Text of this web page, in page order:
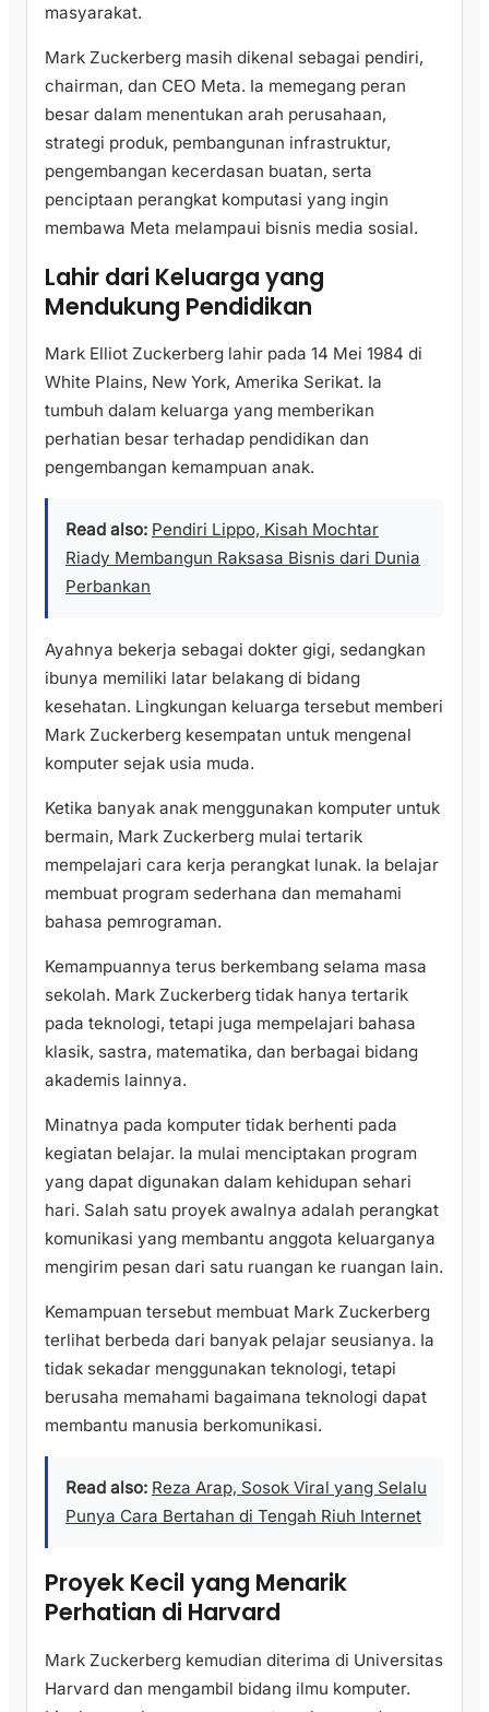
masyarakat.
Mark Zuckerberg masih dikenal sebagai pendiri,
chairman, dan CEO Meta. Ia memegang peran
besar dalam menentukan arah perusahaan,
strategi produk, pembangunan infrastruktur,
pengembangan kecerdasan buatan, serta
penciptaan perangkat komputasi yang ingin
membawa Meta melampaui bisnis media sosial.
Lahir dari Keluarga yang
Mendukung Pendidikan
Mark Elliot Zuckerberg lahir pada 14 Mei 1984 di
White Plains, New York, Amerika Serikat. Ia
tumbuh dalam keluarga yang memberikan
perhatian besar terhadap pendidikan dan
pengembangan kemampuan anak.
Read also: Pendiri Lippo, Kisah Mochtar
Riady Membangun Raksasa Bisnis dari Dunia
Perbankan
Ayahnya bekerja sebagai dokter gigi, sedangkan
ibunya memiliki latar belakang di bidang
kesehatan. Lingkungan keluarga tersebut memberi
Mark Zuckerberg kesempatan untuk mengenal
komputer sejak usia muda.
Ketika banyak anak menggunakan komputer untuk
bermain, Mark Zuckerberg mulai tertarik
mempelajari cara kerja perangkat lunak. Ia belajar
membuat program sederhana dan memahami
bahasa pemrograman.
Kemampuannya terus berkembang selama masa
sekolah. Mark Zuckerberg tidak hanya tertarik
pada teknologi, tetapi juga mempelajari bahasa
klasik, sastra, matematika, dan berbagai bidang
akademis lainnya.
Minatnya pada komputer tidak berhenti pada
kegiatan belajar. Ia mulai menciptakan program
yang dapat digunakan dalam kehidupan sehari
hari. Salah satu proyek awalnya adalah perangkat
komunikasi yang membantu anggota keluarganya
mengirim pesan dari satu ruangan ke ruangan lain.
Kemampuan tersebut membuat Mark Zuckerberg
terlihat berbeda dari banyak pelajar seusianya. Ia
tidak sekadar menggunakan teknologi, tetapi
berusaha memahami bagaimana teknologi dapat
membantu manusia berkomunikasi.
Read also: Reza Arap, Sosok Viral yang Selalu
Punya Cara Bertahan di Tengah Riuh Internet
Proyek Kecil yang Menarik
Perhatian di Harvard
Mark Zuckerberg kemudian diterima di Universitas
Harvard dan mengambil bidang ilmu komputer.